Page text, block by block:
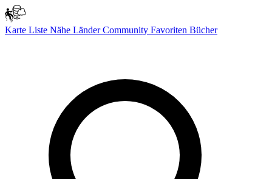
Karte Liste Nähe LänderCommunity Favoriten Bücher